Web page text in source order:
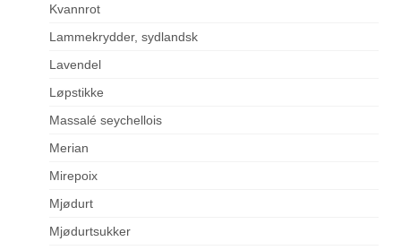
Kvannrot
Lammekrydder, sydlandsk
Lavendel
Løpstikke
Massalé seychellois
Merian
Mirepoix
Mjødurt
Mjødurtsukker